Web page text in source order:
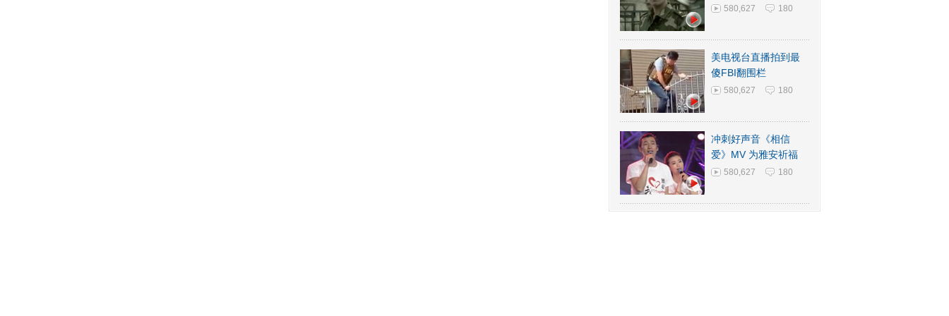
580,627 180
美电视台直播拍到最
傻FBI翻围栏
580,627 180
冲刺好声音《相信
爱》MV 为雅安祈福
580,627 180